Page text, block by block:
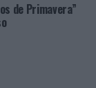
de Primavera”